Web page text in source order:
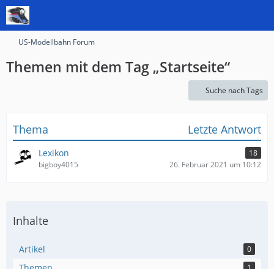
US-Modellbahn Forum
Themen mit dem Tag „Startseite“
Suche nach Tags
Thema Letzte Antwort
Lexikon
18
bigboy4015
26. Februar 2021 um 10:12
Inhalte
Artikel 0